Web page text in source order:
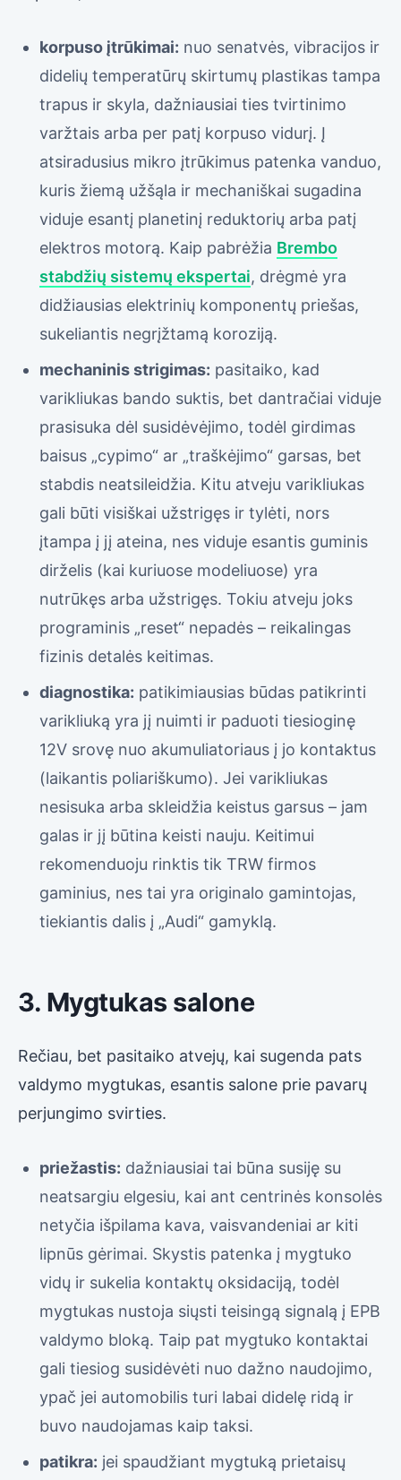
korpuso įtrūkimai: nuo senatvės, vibracijos ir
didelių temperatūrų skirtumų plastikas tampa
trapus ir skyla, dažniausiai ties tvirtinimo
varžtais arba per patį korpuso vidurį. Į
atsiradusius mikro įtrūkimus patenka vanduo,
kuris žiemą užšąla ir mechaniškai sugadina
viduje esantį planetinį reduktorių arba patį
elektros motorą. Kaip pabrėžia Brembo
stabdžių sistemų ekspertai, drėgmė yra
didžiausias elektrinių komponentų priešas,
sukeliantis negrįžtamą koroziją.
mechaninis strigimas: pasitaiko, kad
varikliukas bando suktis, bet dantračiai viduje
prasisuka dėl susidėvėjimo, todėl girdimas
baisus „cypimo“ ar „traškėjimo“ garsas, bet
stabdis neatsileidžia. Kitu atveju varikliukas
gali būti visiškai užstrigęs ir tylėti, nors
įtampa į jį ateina, nes viduje esantis guminis
dirželis (kai kuriuose modeliuose) yra
nutrūkęs arba užstrigęs. Tokiu atveju joks
programinis „reset“ nepadės – reikalingas
fizinis detalės keitimas.
diagnostika: patikimiausias būdas patikrinti
varikliuką yra jį nuimti ir paduoti tiesioginę
12V srovę nuo akumuliatoriaus į jo kontaktus
(laikantis poliariškumo). Jei varikliukas
nesisuka arba skleidžia keistus garsus – jam
galas ir jį būtina keisti nauju. Keitimui
rekomenduoju rinktis tik TRW firmos
gaminius, nes tai yra originalo gamintojas,
tiekiantis dalis į „Audi“ gamyklą.
3. Mygtukas salone
Rečiau, bet pasitaiko atvejų, kai sugenda pats
valdymo mygtukas, esantis salone prie pavarų
perjungimo svirties.
priežastis: dažniausiai tai būna susiję su
neatsargiu elgesiu, kai ant centrinės konsolės
netyčia išpilama kava, vaisvandeniai ar kiti
lipnūs gėrimai. Skystis patenka į mygtuko
vidų ir sukelia kontaktų oksidaciją, todėl
mygtukas nustoja siųsti teisingą signalą į EPB
valdymo bloką. Taip pat mygtuko kontaktai
gali tiesiog susidėvėti nuo dažno naudojimo,
ypač jei automobilis turi labai didelę ridą ir
buvo naudojamas kaip taksi.
patikra: jei spaudžiant mygtuką prietaisų